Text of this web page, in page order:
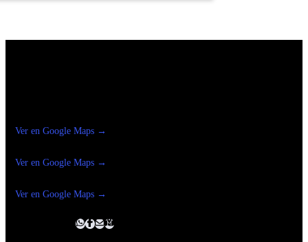
Ver en Google Maps →
Ver en Google Maps →
Ver en Google Maps →